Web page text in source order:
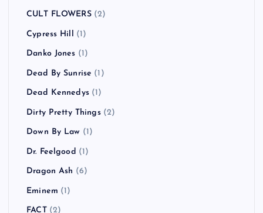
CULT FLOWERS(2)
Cypress Hill (1)
Danko Jones (1)
Dead By Sunrise (1)
Dead Kennedys(1)
Dirty Pretty Things(2)
Down By Law (1)
Dr. Feelgood (1)
Dragon Ash (6)
Eminem (1)
FACT(2)